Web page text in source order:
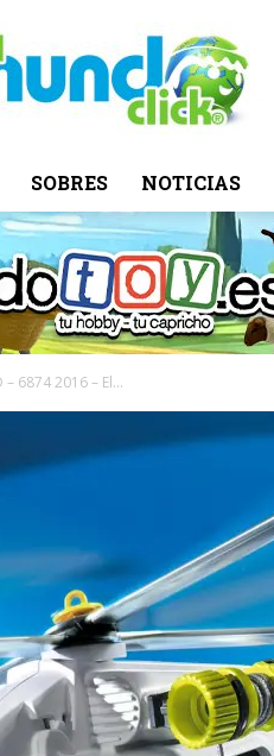
El
SOBRES NOTICIAS
6874 2016 – El...